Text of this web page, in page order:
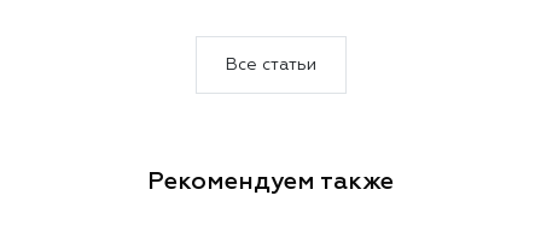
перестановки техники, никакого поиска
Все статьи
Рекомендуем также